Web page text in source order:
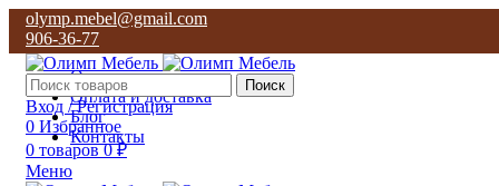
olymp.mebel@gmail.com
906-36-77
О нас
Оплата и доставка
Блог
Контакты
Поиск
Вход / Регистрация
0 Избранное
0 товаров 0₽
Меню